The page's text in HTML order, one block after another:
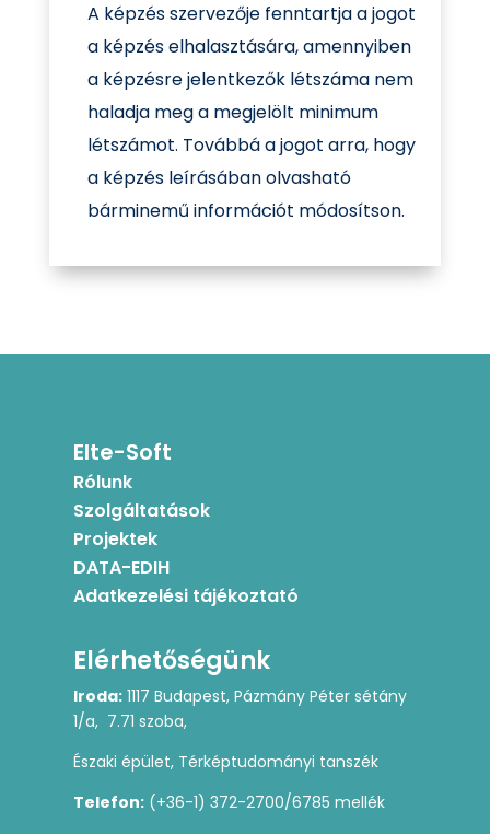
A képzés szervezője fenntartja a jogot
a képzés elhalasztására, amennyiben
a képzésre jelentkezők létszáma nem
haladja meg a megjelölt minimum
létszámot. Továbbá a jogot arra, hogy
a képzés leírásában olvasható
bárminemű információt módosítson.
Elte-Soft
Rólunk
Szolgáltatások
Projektek
DATA-EDIH
Adatkezelési tájékoztató
Elérhetőségünk
Iroda: 1117 Budapest, Pázmány Péter sétány
1/a, 7.71 szoba,
Északi épület, Térképtudományi tanszék
Telefon: (+36-1) 372-2700/6785 mellék